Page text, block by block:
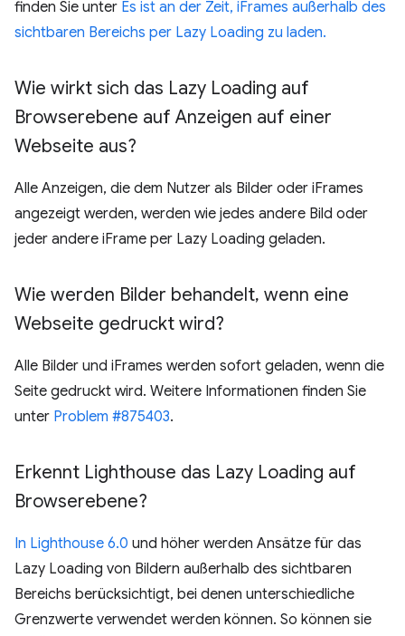
finden Sie unter Es ist an der Zeit, iFrames außerhalb des
sichtbaren Bereichs per Lazy Loading zu laden.
Wie wirkt sich das Lazy Loading auf
Browserebene auf Anzeigen auf einer
Webseite aus?
Alle Anzeigen, die dem Nutzer als Bilder oder iFrames
angezeigt werden, werden wie jedes andere Bild oder
jeder andere iFrame per Lazy Loading geladen.
Wie werden Bilder behandelt, wenn eine
Webseite gedruckt wird?
Alle Bilder und iFrames werden sofort geladen, wenn die
Seite gedruckt wird. Weitere Informationen finden Sie
unter Problem #875403.
Erkennt Lighthouse das Lazy Loading auf
Browserebene?
In Lighthouse 6.0 und höher werden Ansätze für das
Lazy Loading von Bildern außerhalb des sichtbaren
Bereichs berücksichtigt, bei denen unterschiedliche
Grenzwerte verwendet werden können. So können sie